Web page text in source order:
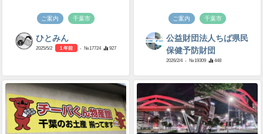
ご案内 千葉市
ひとみん
2025/5/2 1 年前 - №17724 927
ご案内 千葉市
公益財団法人ちば県民
保健予防財団
2026/2/4 - №19309 448